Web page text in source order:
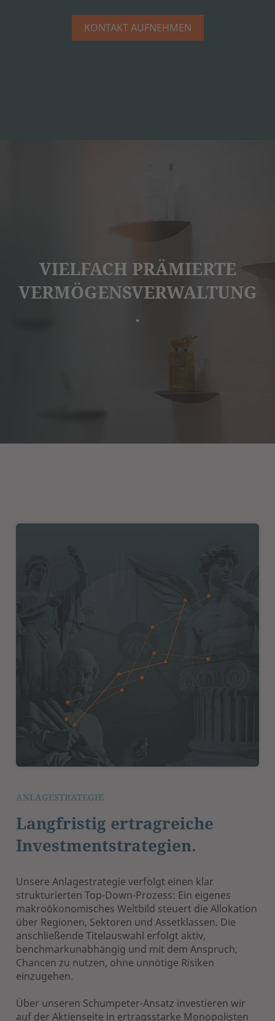
KONTAKT AUFNEHMEN
VIELFACH PRÄMIERTE
VERMÖGENSVERWALTUNG
.
ANLAGESTRATEGIE
Langfristig ertragreiche
Investmentstrategien.
Unsere Anlagestrategie verfolgt einen klar
strukturierten Top-Down-Prozess: Ein eigenes
makroökonomisches Weltbild steuert die Allokation
über Regionen, Sektoren und Assetklassen. Die
anschließende Titelauswahl erfolgt aktiv,
benchmarkunabhängig und mit dem Anspruch,
Chancen zu nutzen, ohne unnötige Risiken
einzugehen.
Über unseren Schumpeter-Ansatz investieren wir
auf der Aktienseite in ertragsstarke Monopolisten